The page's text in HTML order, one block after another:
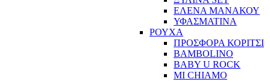
ΕΛΕΝΑ ΜΑΝΑΚΟΥ
ΥΦΑΣΜΑΤΙΝΑ
ΡΟΥΧΑ
ΠΡΟΣΦΟΡΑ ΚΟΡΙΤΣΙ
BAMBOLINO
BABY U ROCK
MI CHIAMO